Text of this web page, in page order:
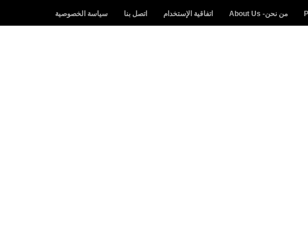
من نحن- About Us اتفاقية الإستخدام اتصل بنا سياسة الخصوصية